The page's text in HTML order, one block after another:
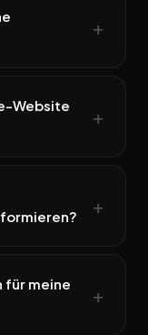
Website
für meine